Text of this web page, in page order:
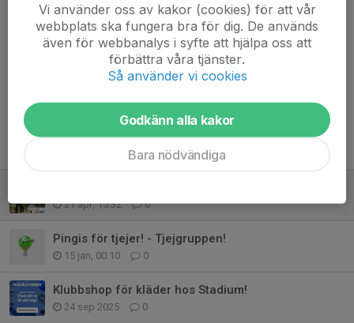
21 apr, 15:32 0
Pingis för tjejer! - Tjejgruppen!
15 jan, 00:10 0
Klubbshop för kläder hos Stadium!
24 sep 2025 0
Vi använder oss av kakor (cookies) för att vår
webbplats ska fungera bra för dig. De används
även för webbanalys i syfte att hjälpa oss att
förbättra våra tjänster.
Så använder vi cookies
Godkänn alla kakor
Bara nödvändiga